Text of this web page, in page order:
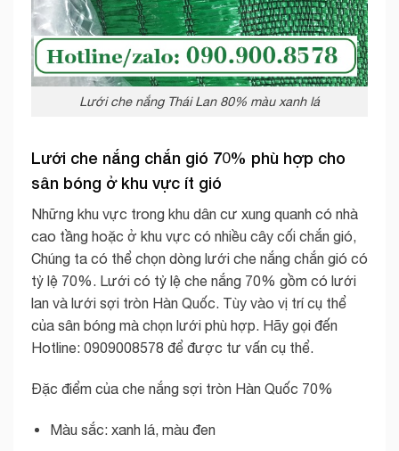
Lưới che nắng Thái Lan 80% màu xanh lá
Lưới che nắng chắn gió 70% phù hợp cho
sân bóng ở khu vực ít gió
Những khu vực trong khu dân cư xung quanh có nhà
cao tầng hoặc ở khu vực có nhiều cây cối chắn gió,
Chúng ta có thể chọn dòng lưới che nắng chắn gió có
tỷ lệ 70%. Lưới có tỷ lệ che nắng 70% gồm có lưới
lan và lưới sợi tròn Hàn Quốc. Tùy vào vị trí cụ thể
của sân bóng mà chọn lưới phù hợp. Hãy gọi đến
Hotline: 0909008578 để được tư vấn cụ thể.
Đặc điểm của che nắng sợi tròn Hàn Quốc 70%
Màu sắc: xanh lá, màu đen